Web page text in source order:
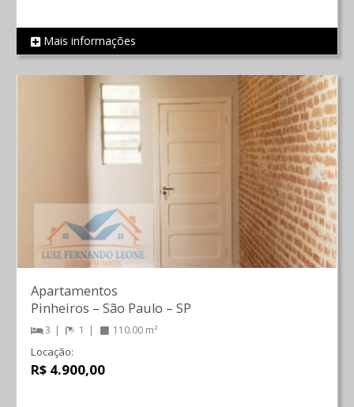
REF 853
Mais informações
Apartamentos
Pinheiros – São Paulo – SP
3 1 110.00 m²
Locação:
R$ 4.900,00